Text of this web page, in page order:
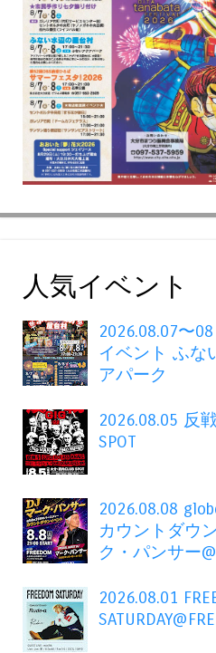
人気イベント
2026.08.07〜
イベント ふな
アパーク
2026.08.05 反
SPOT
2026.08.08
カウントダウ
ク・パンサー
2026.08.01